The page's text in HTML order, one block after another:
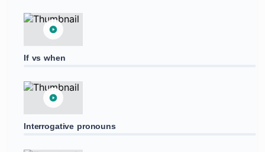
If vs when
Interrogative pronouns